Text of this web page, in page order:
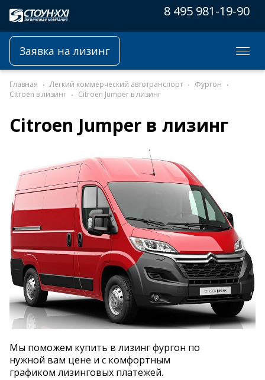
8 495 981-19-90
Заявка на лизинг
Главная Легкий коммерческий автотранспорт
Фургон
Citroen в лизинг
Citroen Jumper в лизинг
Citroen Jumper в лизинг
Мы поможем купить в лизинг фургон по
нужной вам цене и с комфортным
графиком лизинговых платежей.